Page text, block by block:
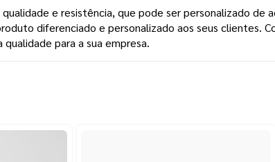
e resistência, que pode ser personalizado de
diferenciado e personalizado aos seus clientes.
para a sua empresa.